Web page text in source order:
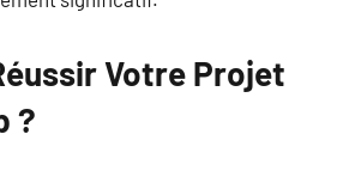
Votre Projet
?